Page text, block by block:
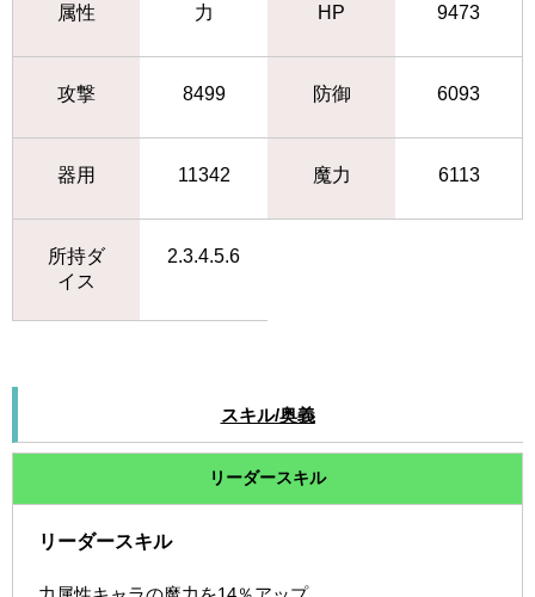
属性 力 HP 9473
攻撃 8499 防御 6093
器用 11342 魔力 6113
所持ダ
イス
2.3.4.5.6
スキル/奥義
リーダースキル
リーダースキル